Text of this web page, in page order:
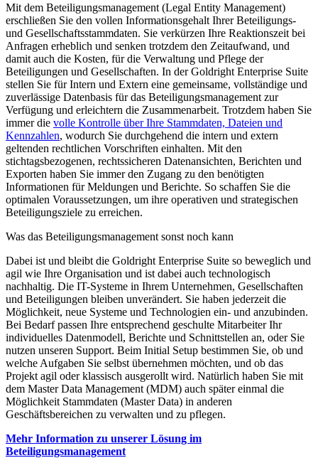
Mit dem Beteiligungsmanagement (Legal Entity Management)
erschließen Sie den vollen Informationsgehalt Ihrer Beteiligungs-
und Gesellschaftsstammdaten. Sie verkürzen Ihre Reaktionszeit bei
Anfragen erheblich und senken trotzdem den Zeitaufwand, und
damit auch die Kosten, für die Verwaltung und Pflege der
Beteiligungen und Gesellschaften. In der Goldright Enterprise Suite
stellen Sie für Intern und Extern eine gemeinsame, vollständige und
zuverlässige Datenbasis für das Beteiligungsmanagement zur
Verfügung und erleichtern die Zusammenarbeit. Trotzdem haben Sie
immer die volle Kontrolle über Ihre Stammdaten, Dateien und
Kennzahlen, wodurch Sie durchgehend die intern und extern
geltenden rechtlichen Vorschriften einhalten. Mit den
stichtagsbezogenen, rechtssicheren Datenansichten, Berichten und
Exporten haben Sie immer den Zugang zu den benötigten
Informationen für Meldungen und Berichte. So schaffen Sie die
optimalen Voraussetzungen, um ihre operativen und strategischen
Beteiligungsziele zu erreichen.
Was das Beteiligungsmanagement sonst noch kann
Dabei ist und bleibt die Goldright Enterprise Suite so beweglich und
agil wie Ihre Organisation und ist dabei auch technologisch
nachhaltig. Die IT-Systeme in Ihrem Unternehmen, Gesellschaften
und Beteiligungen bleiben unverändert. Sie haben jederzeit die
Möglichkeit, neue Systeme und Technologien ein- und anzubinden.
Bei Bedarf passen Ihre entsprechend geschulte Mitarbeiter Ihr
individuelles Datenmodell, Berichte und Schnittstellen an, oder Sie
nutzen unseren Support. Beim Initial Setup bestimmen Sie, ob und
welche Aufgaben Sie selbst übernehmen möchten, und ob das
Projekt agil oder klassisch ausgerollt wird. Natürlich haben Sie mit
dem Master Data Management (MDM) auch später einmal die
Möglichkeit Stammdaten (Master Data) in anderen
Geschäftsbereichen zu verwalten und zu pflegen.
Mehr Information zu unserer Lösung im
Beteiligungsmanagement